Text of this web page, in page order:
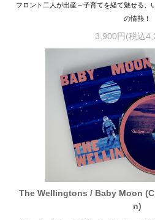
フロント二人が出産～子育てを経て魅せる、
の情熱！
3,900円(税込
The Wellingtons / Baby Moon
n)